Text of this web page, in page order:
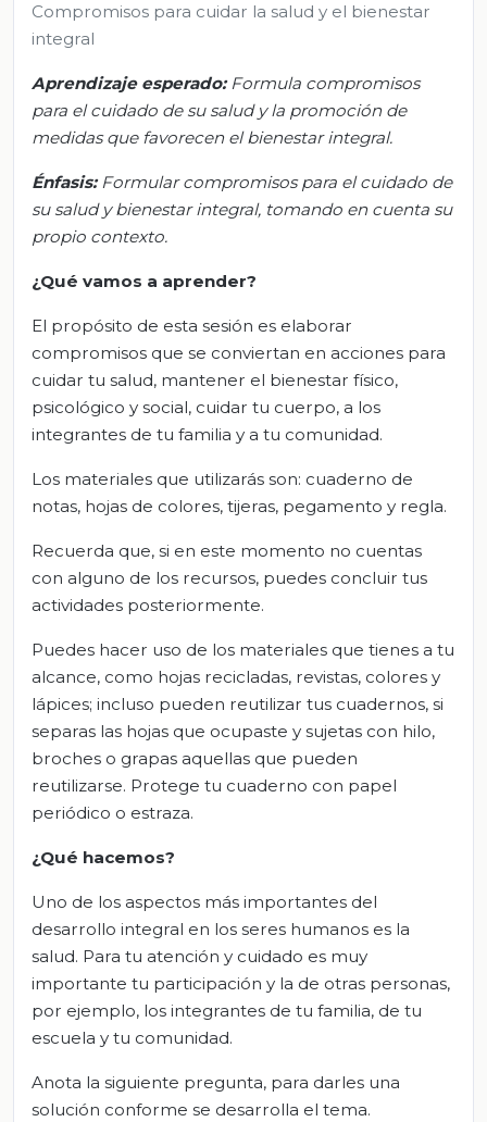
Compromisos para cuidar la salud y el bienestar
integral
Aprendizaje esperado:Formula compromisos
para el cuidado de su salud y la promoción de
medidas que favorecen el bienestar integral.
Énfasis:Formular compromisos para el cuidado de
su salud y bienestar integral, tomando en cuenta su
propio contexto.
¿Qué vamos a aprender?
El propósito de esta sesión es elaborar
compromisos que se conviertan en acciones para
cuidar tu salud, mantener el bienestar físico,
psicológico y social, cuidar tu cuerpo, a los
integrantes de tu familia y a tu comunidad.
Los materiales que utilizarás son: cuaderno de
notas, hojas de colores, tijeras, pegamento y regla.
Recuerda que, si en este momento no cuentas
con alguno de los recursos, puedes concluir tus
actividades posteriormente.
Puedes hacer uso de los materiales que tienes a tu
alcance, como hojas recicladas, revistas, colores y
lápices; incluso pueden reutilizar tus cuadernos, si
separas las hojas que ocupaste y sujetas con hilo,
broches o grapas aquellas que pueden
reutilizarse. Protege tu cuaderno con papel
periódico o estraza.
¿Qué hacemos?
Uno de los aspectos más importantes del
desarrollo integral en los seres humanos es la
salud. Para tu atención y cuidado es muy
importante tu participación y la de otras personas,
por ejemplo, los integrantes de tu familia, de tu
escuela y tu comunidad.
Anota la siguiente pregunta, para darles una
solución conforme se desarrolla el tema.